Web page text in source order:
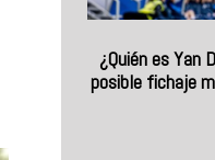
¿Quién es Yan
posible fichaje